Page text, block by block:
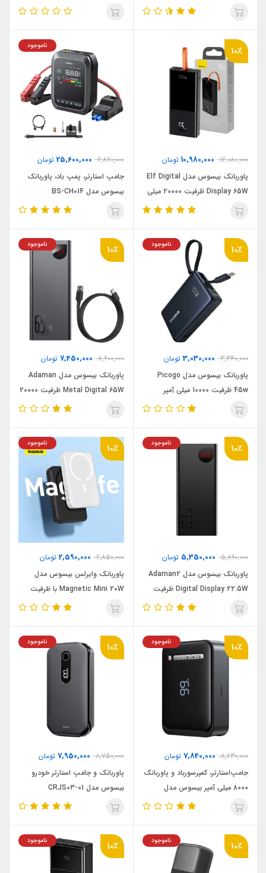
10٪
12,080,000
10,980,000 تومان
پاوربانک بیسوس مدل Elf Digital
Display 65W ظرفیت 20000 میلی
آمپر ساعت
2,820,000
25,600,000 تومان
ناموجود
جامپ استارتر، پمپ باد، پاوربانک
بیسوس مدل BS-CH014
10٪
3,340,000
3,030,000 تومان
ناموجود
پاوربانک بیسوس مدل Picogo
45w ظرفیت 10000 میلی آمپر
10٪
8,200,000
7,450,000 تومان
ناموجود
پاوربانک بیسوس مدل Adaman
Metal Digital 65W ظرفیت 20000
میلی آمپر ساعت
10٪
5,890,000
5,350,000 تومان
ناموجود
پاوربانک بیسوس مدل Adaman2
Digital Display 22.5W ظرفیت
40000 میلی آمپر ساعت
10٪
2,850,000
2,590,000 تومان
ناموجود
پاوربانک وایرلس بیسوس مدل
Magnetic Mini 20W با ظرفیت
10000 میلی آمپر ساعت
10٪
8,630,000
7,840,000 تومان
ناموجود
جامپ‌استارتر، کمپرسورباد و پاوربانک
8000 میلی آمپر بیسوس مدل
Super Energy BS-CH۰۰۳
10٪
8,750,000
7,950,000 تومان
ناموجود
پاوربانک و جامپ استارتر خودرو
بیسوس مدل CRJS03-01
10٪ ناموجود 10٪ ناموجود